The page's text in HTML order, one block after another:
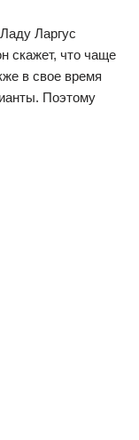
Ларгус
скажет, что чаще
в свое время
Поэтому